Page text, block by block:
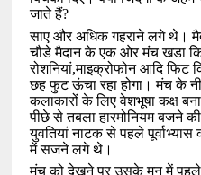
जाते हैं?
साए और अधिक गहराने लगे थे।
चौडे मैदान के एक ओर मंच खडा
रोशनियां,माइक्रोफोन आदि फिट
छह फुट ऊंचा रहा होगा। मंच के
कलाकारों के लिए वेशभूषा कक्ष
पीछे से तबला हारमोनियम बजने
युवतियां नाटक से पहले
में सजने लगे थे।
मंच को देखने पर उसके मन में पहले